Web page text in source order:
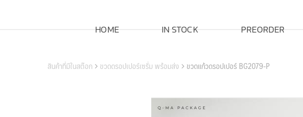
HOME IN STOCK PREORDER
สินค้าที่มีในสต๊อก ขวดดรอปเปอร์เซรั่ม พร้อมส่ง ขวดแก้วดรอปเปอร์ BG2079-P